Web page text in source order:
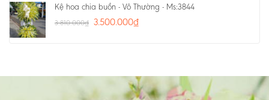
Kệ hoa chia buồn - Vô Thường - Ms:3844
3.810.000₫ 3.500.000₫